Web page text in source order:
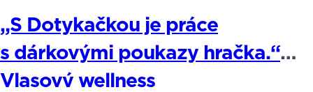
„S Dotykačkou je práce
s dárkovými poukazy hračka.“
Vlasový wellness